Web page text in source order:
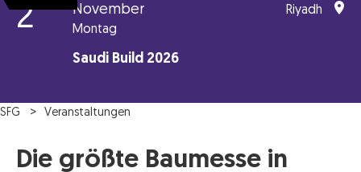
2 November
Montag
Saudi Build 2026
Riyadh
SFG Veranstaltungen
Die größte Baumesse in